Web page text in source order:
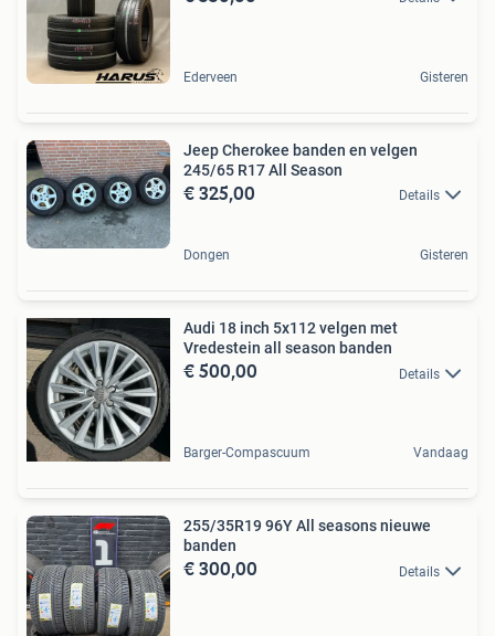
Ederveen Gisteren
Jeep Cherokee banden en velgen
245/65 R17 All Season
€ 325,00 Details
Dongen Gisteren
Audi 18 inch 5x112 velgen met
Vredestein all season banden
€ 500,00 Details
Barger-Compascuum Vandaag
255/35R19 96Y All seasons nieuwe
banden
€ 300,00 Details